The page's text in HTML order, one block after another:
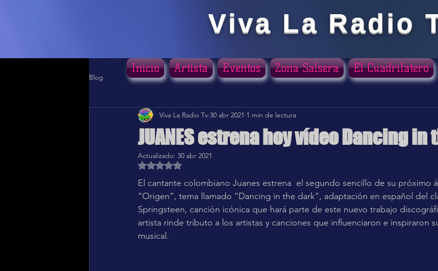
Viva La Radio
Blog
JUANES estrena hoy vídeo Dancing in
Viva La Radio Tv 30 abr 2021 1 min de lectura
Actualizado: 30 abr 2021
Obtuvo NaN de 5 estrellas.
El cantante colombiano Juanes estrena  el segundo sencillo de su próximo
“Origen”, tema llamado “Dancing in the dark”, adaptación en español del
Springsteen, canción icónica que hará parte de este nuevo trabajo
artista rinde tributo a los artistas y canciones que influenciaron e inspiraron
musical.
Inicio Artista Eventos Zona Salsera El Cuadrilatero